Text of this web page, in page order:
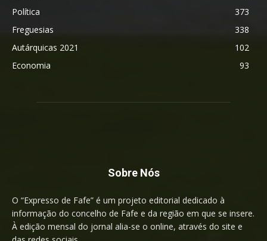
Política
373
Freguesias
338
Autárquicas 2021
102
Economia
93
Sobre Nós
O “Expresso de Fafe” é um projeto editorial dedicado à
informação do concelho de Fafe e da região em que se insere.
À edição mensal do jornal alia-se o online, através do site e